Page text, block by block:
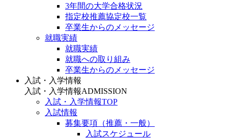
3年間の大学合格状況
指定校推薦協定校一覧
卒業生からのメッセージ
就職実績
就職実績
就職への取り組み
卒業生からのメッセージ
入試・入学情報
入試・入学情報ADMISSION
入試・入学情報TOP
入試情報
募集要項（推薦・一般）
入試スケジュール